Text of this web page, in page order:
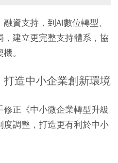
資支持，到AI數位轉型、
建立更完整支持體系，協
。
造中小企業創新環境
正《中小微企業轉型升級
調整，打造更有利於中小